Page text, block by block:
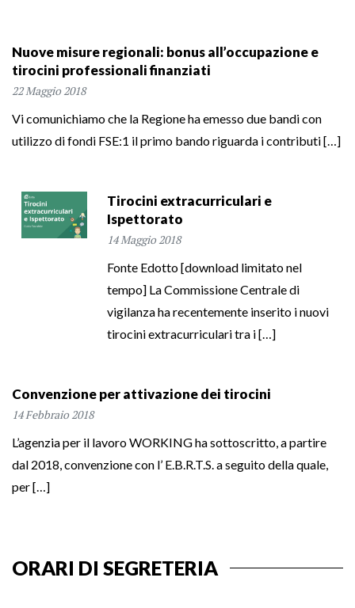
Nuove misure regionali: bonus all’occupazione e
tirocini professionali finanziati
22 Maggio 2018
Vi comunichiamo che la Regione ha emesso due bandi con
utilizzo di fondi FSE:1 il primo bando riguarda i contributi […]
Tirocini extracurriculari e
Ispettorato
14 Maggio 2018
Fonte Edotto [download limitato nel
tempo] La Commissione Centrale di
vigilanza ha recentemente inserito i nuovi
tirocini extracurriculari tra i […]
Convenzione per attivazione dei tirocini
14 Febbraio 2018
L’agenzia per il lavoro WORKING ha sottoscritto, a partire
dal 2018, convenzione con l’ E.B.R.T.S. a seguito della quale,
per […]
ORARI DI SEGRETERIA